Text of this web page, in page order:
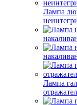
Лампа
Лампа